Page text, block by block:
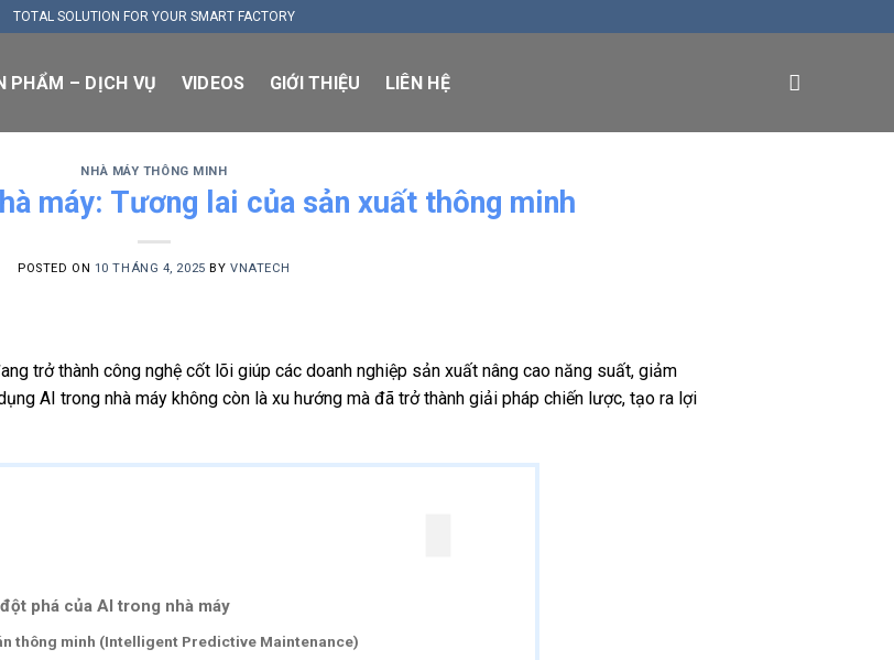
TOTAL SOLUTION FOR YOUR SMART FACTORY
PHẨM – DỊCH VỤ VIDEOS GIỚI THIỆU LIÊN HỆ
NHÀ MÁY THÔNG MINH
máy: Tương lai của sản xuất thông minh
POSTED ON 10 THÁNG 4, 2025 BY VNATECH
trở thành công nghệ cốt lõi giúp các doanh nghiệp sản xuất nâng cao năng suất, giảm
AI trong nhà máy không còn là xu hướng mà đã trở thành giải pháp chiến lược, tạo ra lợi
phá của AI trong nhà máy
thông minh (Intelligent Predictive Maintenance)